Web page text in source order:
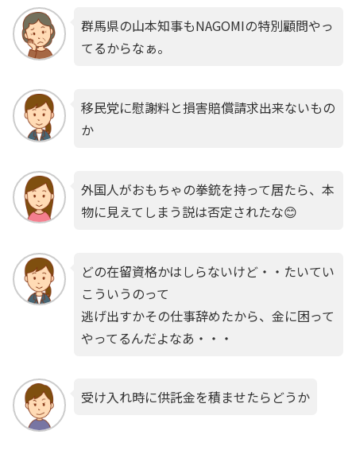
群馬県の山本知事もNAGOMIの特別顧問やっ
てるからなぁ。
移民党に慰謝料と損害賠償請求出来ないもの
か
外国人がおもちゃの拳銃を持って居たら、本
物に見えてしまう説は否定されたな😊
どの在留資格かはしらないけど・・たいてい
こういうのって
逃げ出すかその仕事辞めたから、金に困って
やってるんだよなあ・・・
受け入れ時に供託金を積ませたらどうか